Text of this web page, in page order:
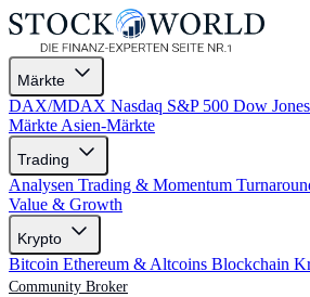
Märkte
DAX/MDAX Nasdaq S&P 500 Dow Jones
Märkte Asien-Märkte
Trading
Analysen Trading & Momentum
Value & Growth
Krypto
Bitcoin Ethereum & Altcoins Blockchain
Community Broker